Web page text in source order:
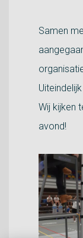
Samen
Wij kijken
avond!